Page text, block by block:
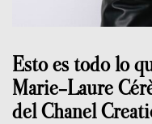
Esto es todo lo
Marie-Laure
del Chanel